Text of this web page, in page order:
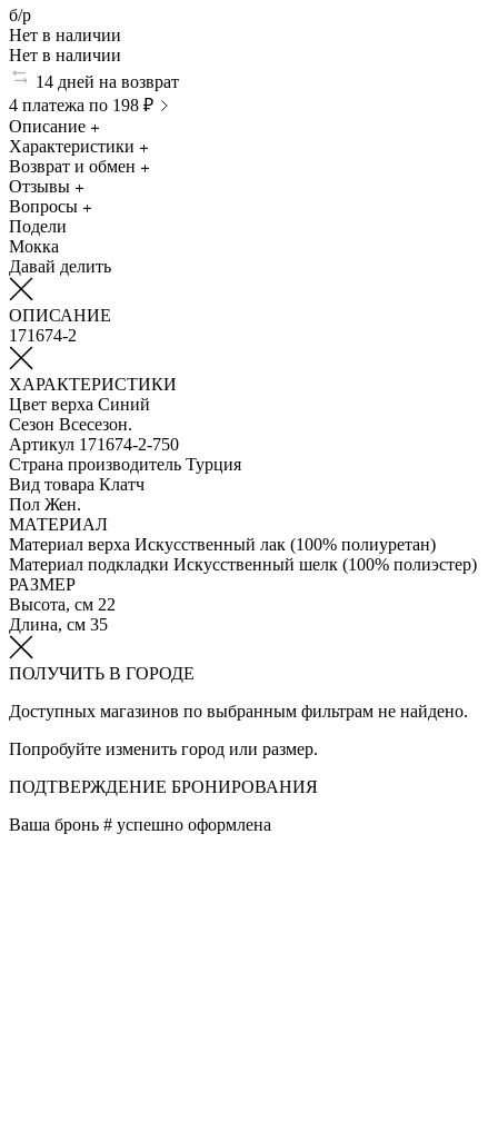
б/р
Нет в наличии
Нет в наличии
14 дней на возврат
4 платежа по 198 ₽
Описание
Характеристики
Возврат и обмен
Отзывы
Вопросы
Подели
Мокка
Давай делить
ОПИСАНИЕ
171674-2
ХАРАКТЕРИСТИКИ
Цвет верха Синий
Сезон Всесезон.
Артикул 171674-2-750
Страна производитель Турция
Вид товара Клатч
Пол Жен.
МАТЕРИАЛ
Материал верха Искусственный лак (100% полиуретан)
Материал подкладки Искусственный шелк (100% полиэстер)
РАЗМЕР
Высота, см 22
Длина, см 35
ПОЛУЧИТЬ В ГОРОДЕ
Доступных магазинов по выбранным фильтрам не найдено.
Попробуйте изменить город или размер.
ПОДТВЕРЖДЕНИЕ БРОНИРОВАНИЯ
Ваша бронь # успешно оформлена